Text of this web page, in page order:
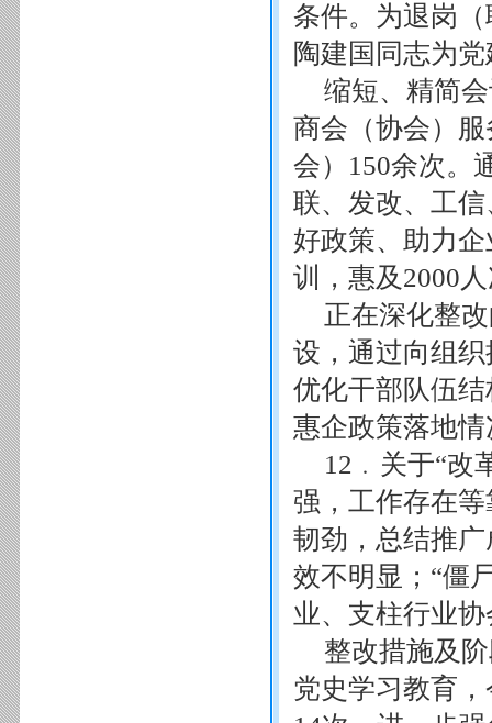
条件。为退岗
陶建国同志为
缩短、精简
商会（协会）
会）150余次。
联、发改、工
好政策、助力
训，惠及2000
正在深化整
设，通过向组
优化干部队伍
惠企政策落地
12﹒关于“改
强，工作存在
韧劲，总结推
效不明显；“僵
业、支柱行业
整改措施及
党史学习教育